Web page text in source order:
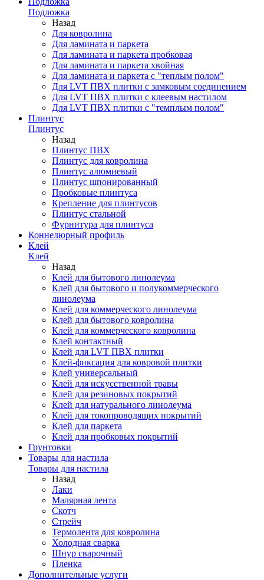
Подложка
Назад
Для ковролина
Для ламината и паркета
Для ламината и паркета пробковая
Для ламината и паркета хвойная
Для ламината и паркета с "теплым полом"
Для LVT ПВХ плитки с замковым соединением
Для LVT ПВХ плитки с клеевым настилом
Для LVT ПВХ плитки с "темплым полом"
Плинтус
Плинтус
Назад
Плинтус ПВХ
Плинтус для ковролина
Плинтус алюмиевый
Плинтус шпонированный
Пробковые плинтуса
Крепление для плинтусов
Плинтус стальной
Фурнитура для плинтуса
Коннелюрный профиль
Клей
Клей
Назад
Клей для бытового линолеума
Клей для бытового и полукоммерческого
линолеума
Клей для коммерческого линолеума
Клей для бытового ковролина
Клей для коммерческого ковролина
Клей контактный
Клей для LVT ПВХ плитки
Клей-фиксация для ковровой плитки
Клей универсальный
Клей для искусственной травы
Клей для резиновых покрытий
Клей для натурального линолеума
Клей для токопроводящих покрытий
Клей для паркета
Клей для пробковых покрытий
Грунтовки
Товары для настила
Товары для настила
Назад
Лаки
Малярная лента
Скотч
Стрейч
Термолента для ковролина
Холодная сварка
Шнур сварочный
Пленка
Дополнительные услуги